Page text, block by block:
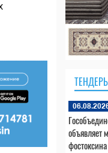
объявляет
фостоксина